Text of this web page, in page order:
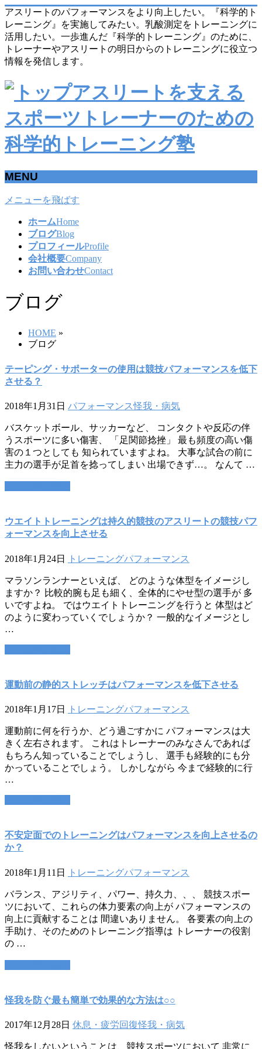
アスリートのパフォーマンスをより向上したい。『科学的ト
レーニング』を実施してみたい。乳酸測定をトレーニングに
活用したい。一歩進んだ『科学的トレーニング』のために、
トレーナーやアスリートの明日からのトレーニングに役立つ
情報を発信します。
MENU
メニューを飛ばす
ホームHome
ブログBlog
プロフィールProfile
会社概要Company
お問い合わせContact
ブログ
HOME »
ブログ
テーピング・サポーターの使用は競技パフォーマンスを低下
させる？
2018年1月31日 パフォーマンス怪我・病気
バスケットボール、サッカーなど、 コンタクトや反応の伴
うスポーツに多い傷害、 「足関節捻挫」 最も頻度の高い傷
害の１つとしても 知られていますよね。 大事な試合の前に
主力の選手が足首を捻ってしまい 出場できず…。 なんて …
ウエイトトレーニングは持久的競技のアスリートの競技パフ
ォーマンスを向上させる
2018年1月24日 トレーニングパフォーマンス
マラソンランナーといえば、 どのような体型をイメージし
ますか？ 比較的腕も足も細く、全体的にやせ型の選手が 多
いですよね。 ではウエイトトレーニングを行うと 体型はど
のように変わっていくでしょうか？ 一般的なイメージとし
…
運動前の静的ストレッチはパフォーマンスを低下させる
2018年1月17日 トレーニングパフォーマンス
運動前に何を行うか、どう過ごすかに パフォーマンスは大
きく左右されます。 これはトレーナーのみなさんであれば
もちろん知っていることでしょうし、 選手も経験的にも分
かっていることでしょう。 しかしながら 今まで経験的に行
…
不安定面でのトレーニングはパフォーマンスを向上させるの
か？
2018年1月11日 トレーニングパフォーマンス
バランス、アジリティ、パワー、持久力、、、 競技スポー
ツにおいて、これらの体力要素の向上が パフォーマンスの
向上に貢献することは 間違いありません。 各要素の向上の
手助け、そのためのトレーニング指導は トレーナーの役割
の …
怪我を防ぐ最も簡単で効果的な方法は○○
2017年12月28日 休息・疲労回復怪我・病気
怪我をしないということは、競技スポーツにおいて 非常に